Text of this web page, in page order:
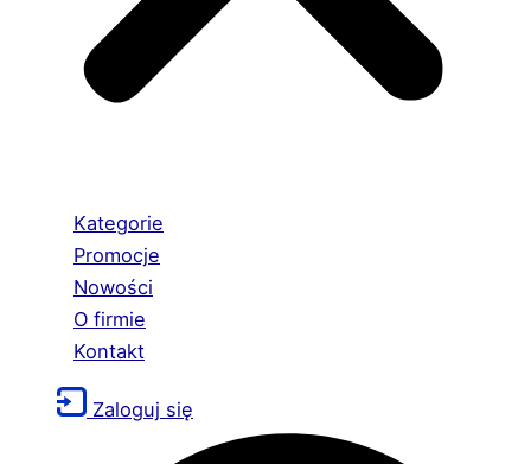
Kategorie
Promocje
Nowości
O firmie
Kontakt
Zaloguj się